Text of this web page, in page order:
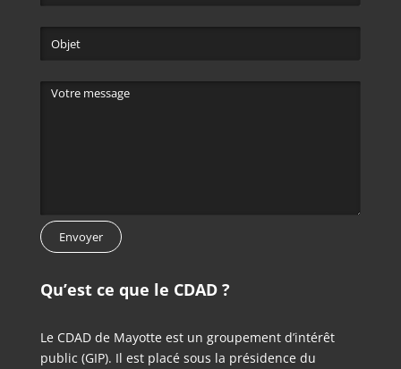
Qu’est ce que le CDAD ?
Le CDAD de Mayotte est un groupement d’intérêt
public (GIP). Il est placé sous la présidence du